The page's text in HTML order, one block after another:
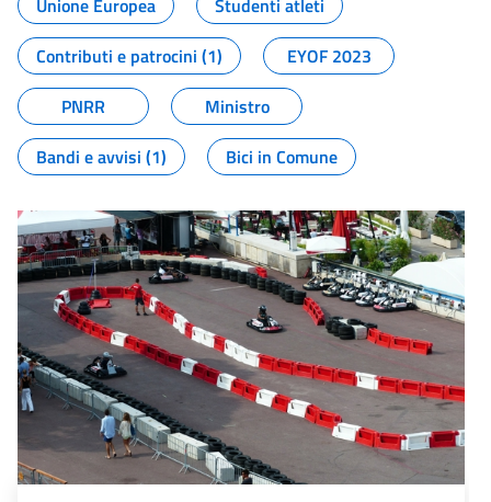
Unione Europea
Studenti atleti
Contributi e patrocini (1)
EYOF 2023
PNRR
Ministro
Bandi e avvisi (1)
Bici in Comune